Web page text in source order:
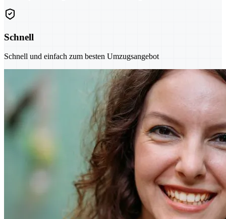
Schnell
Schnell und einfach zum besten Umzugsangebot